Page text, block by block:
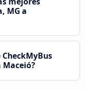
MG a
Maceió?